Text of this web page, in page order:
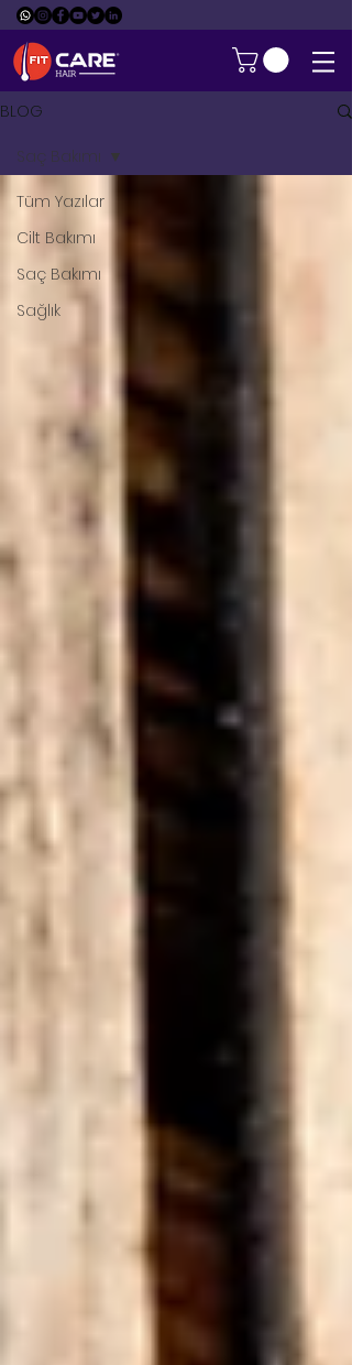
BLOG
Tüm Yazılar
Cilt Bakımı
Saç Bakımı
Sağlık
Saç Bakımı